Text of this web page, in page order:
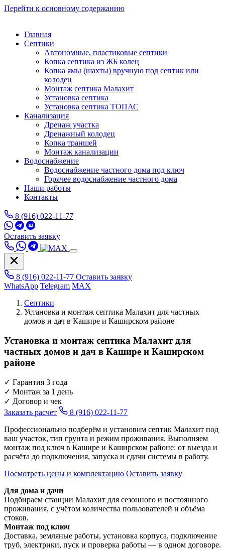
Перейти к основному содержанию
Главная
Септики
Автономные, пластиковые септики
Копка септика из ЖБ колец
Копка ямы (шахты) вручную под септик или
колодец
Монтаж септика Малахит
Установка септика
Установка септика ТОПАС
Канализация
Дренаж участка
Дренажный колодец
Копка траншей
Монтаж канализации
Водоснабжение
Водоснабжение частного дома под ключ
Горячее водоснабжение частного дома
Наши работы
Контакты
8 (916) 022-11-77
Оставить заявку
8 (916) 022-11-77 Оставить заявку
WhatsApp Telegram MAX
Септики
Установка и монтаж септика Малахит для частных
домов и дач в Кашире и Каширском районе
Установка и монтаж септика Малахит для
частных домов и дач в Кашире и Каширском
районе
✓ Гарантия 3 года
✓ Монтаж за 1 день
✓ Договор и чек
Заказать расчет
8 (916) 022-11-77
Профессионально подберём и установим септик Малахит под
ваш участок, тип грунта и режим проживания. Выполняем
монтаж под ключ в Кашире и Каширском районе: от выезда и
расчёта до подключения, запуска и сдачи системы в работу.
Посмотреть цены и комплектацию Оставить заявку
Для дома и дачи
Подбираем станции Малахит для сезонного и постоянного
проживания, с учётом количества пользователей и объёма
стоков.
Монтаж под ключ
Доставка, земляные работы, установка корпуса, подключение
труб, электрики, пуск и проверка работы — в одном договоре.